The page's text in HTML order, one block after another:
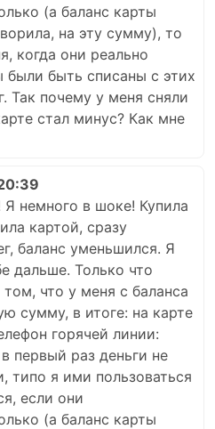
(а баланс карты
на эту сумму), то
когда они реально
быть списаны с этих
Так почему у меня сняли
стал минус? Как мне
Я немного в шоке! Купила
картой, сразу
баланс уменьшился. Я
дальше. Только что
что у меня с баланса
сумму, в итоге: на карте
горячей линии:
первый раз деньги не
типо я ими пользоваться
если они
(а баланс карты